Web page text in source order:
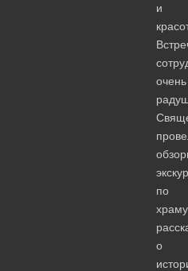
и
очень
по
о